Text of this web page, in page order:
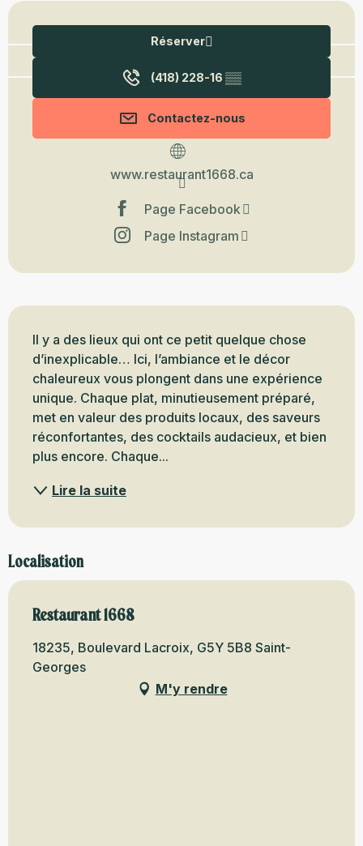
Ouverture et coordonnées
Réserver
(418) 228-16 ▒▒
Contactez-nous
www.restaurant1668.ca
Page Facebook
Page Instagram
Description
Il y a des lieux qui ont ce petit quelque chose
d’inexplicable… Ici, l’ambiance et le décor
chaleureux vous plongent dans une expérience
unique. Chaque plat, minutieusement préparé,
met en valeur des produits locaux, des saveurs
réconfortantes, des cocktails audacieux, et bien
plus encore. Chaque...
Lire la suite
Localisation
Restaurant 1668
18235, Boulevard Lacroix, G5Y 5B8 Saint-
Georges
M'y rendre